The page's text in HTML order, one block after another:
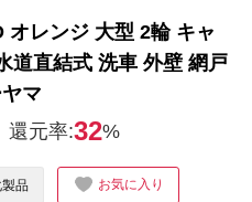
レンジ 大型 2輪 キャ
道直結式 洗車 外壁 網戸
マ
還元率:32%
品 お気に入り